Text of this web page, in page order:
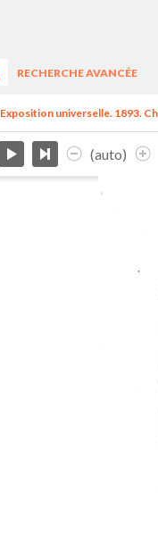
RECHERCHE AVANCÉE
Exposition universelle. 1893.
(auto)